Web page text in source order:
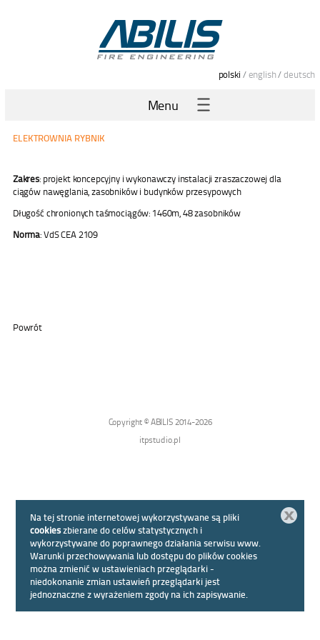
Menu
polski /english/deutsch
ELEKTROWNIA RYBNIK
Zakres: projekt koncepcyjny i wykonawczy instalacji zraszaczowej dla
ciągów nawęglania, zasobników i budynków przesypowych
Długość chronionych taśmociągów: 1460m, 48 zasobników
Norma: VdS CEA 2109
Powrót
Copyright © ABILIS 2014-2026
itpstudio.pl
Zamknij
Na tej stronie internetowej wykorzystywane są pliki
cookieszbierane do celów statystycznych i
wykorzystywane do poprawnego działania serwisu www.
Warunki przechowywania lub dostępu do plików cookies
można zmienić w ustawieniach przeglądarki -
niedokonanie zmian ustawień przeglądarki jest
jednoznaczne z wyrażeniem zgody na ich zapisywanie.